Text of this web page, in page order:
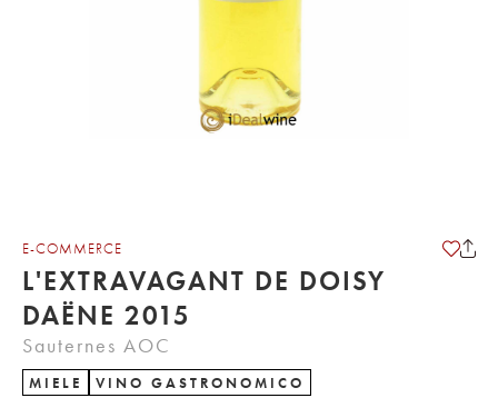
E-COMMERCE
L'EXTRAVAGANT DE DOISY
DAËNE 2015
Sauternes AOC
MIELE VINO GASTRONOMICO